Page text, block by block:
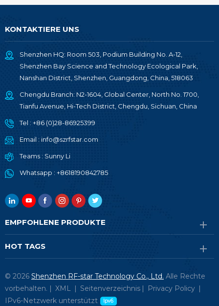
KONTAKTIERE UNS
Shenzhen HQ: Room 503, Podium Building No. A-12,
Shenzhen Bay Science and Technology Ecological Park,
Nanshan District, Shenzhen, Guangdong, China, 518063
Chengdu Branch: N2-1604, Global Center, North No. 1700,
Tianfu Avenue, Hi-Tech District, Chengdu, Sichuan, China
Tel : +86 (0)28-86925399
Email : info@szrfstar.com
Teams : Sunny Li
Whatsapp : +8618190842785
EMPFOHLENE PRODUKTE
HOT TAGS
© 2026 Shenzhen RF-star Technology Co., Ltd. Alle Rechte
vorbehalten. | XML | Seitenverzeichnis | Privacy Policy |
IPv6-Netzwerk unterstützt